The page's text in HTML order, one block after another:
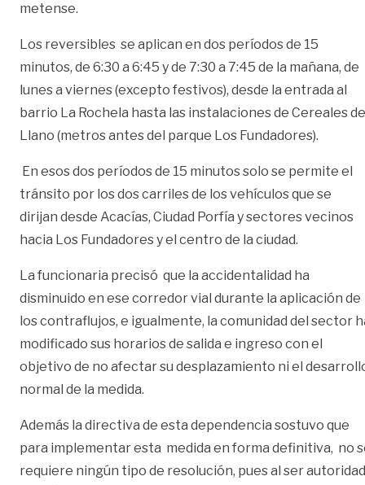
metense.
Los reversibles se aplican en dos períodos de 15
minutos, de 6:30 a 6:45 y de 7:30 a 7:45 de la mañana, de
lunes a viernes (excepto festivos), desde la entrada al
barrio La Rochela hasta las instalaciones de Cereales
Llano (metros antes del parque Los Fundadores).
En esos dos períodos de 15 minutos solo se permite el
tránsito por los dos carriles de los vehículos que se
dirijan desde Acacías, Ciudad Porfía y sectores vecinos
hacia Los Fundadores y el centro de la ciudad.
La funcionaria precisó que la accidentalidad ha
disminuido en ese corredor vial durante la aplicación de
los contraflujos, e igualmente, la comunidad del sector
modificado sus horarios de salida e ingreso con el
objetivo de no afectar su desplazamiento ni el
normal de la medida.
Además la directiva de esta dependencia sostuvo que
para implementar esta medida en forma definitiva, no
requiere ningún tipo de resolución, pues al ser autoridad